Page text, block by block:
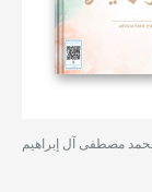
مصطفى آل إبراهيم